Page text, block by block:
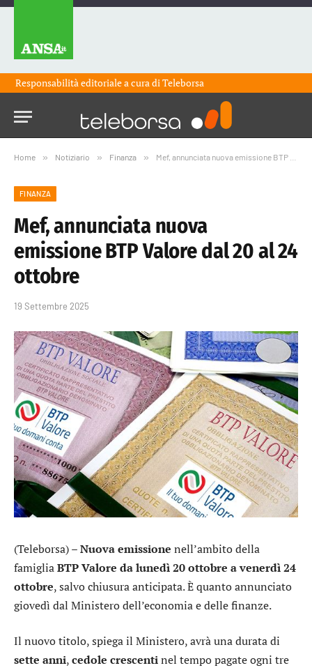
Responsabilità editoriale a cura diTeleborsa
Home » Notiziario » Finanza » Mef, annunciata nuova emissione BTP Valore dal 20 al 24 ottobre
FINANZA
Mef, annunciata nuova
emissione BTP Valore dal 20 al 24
ottobre
19 Settembre 2025
(Teleborsa) –Nuova emissione nell’ambito della
famigliaBTP Valore da lunedì 20 ottobre a venerdì 24
ottobre, salvo chiusura anticipata. È quanto annunciato
giovedì dal Ministero dell’economia e delle finanze.
Il nuovo titolo, spiega il Ministero, avrà una durata di
sette anni,cedole crescentinel tempo pagate ogni tre